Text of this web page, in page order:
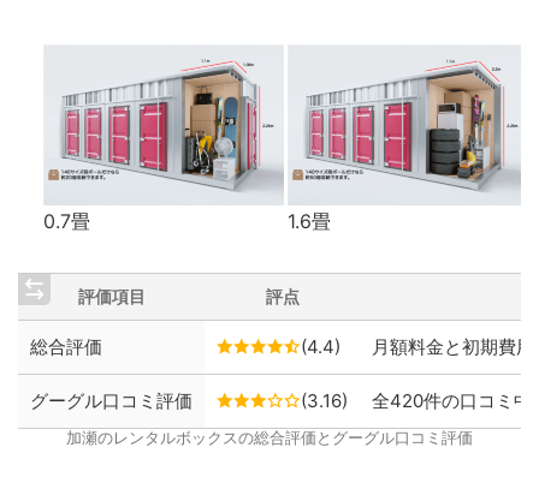
0.7畳 1.6畳
評価項目 評点
総合評価 (4.4) 月額料金と初期費
グーグル口コミ評価 (3.16) 全420件の口コミ中
加瀬のレンタルボックスの総合評価とグーグル口コミ評価